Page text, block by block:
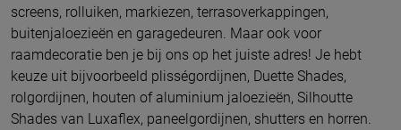
screens, rolluiken, markiezen, terrasoverkappingen,
buitenjaloezieën en garagedeuren. Maar ook voor
raamdecoratie ben je bij ons op het juiste adres! Je hebt
keuze uit bijvoorbeeld plisségordijnen, Duette Shades,
rolgordijnen, houten of aluminium jaloezieën, Silhoutte
Shades van Luxaflex, paneelgordijnen, shutters en horren.